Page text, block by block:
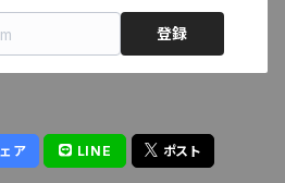
登録
ア LINE ポスト